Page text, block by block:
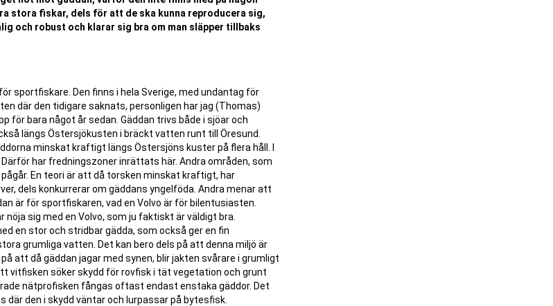
stora fiskar, dels för att de ska kunna reproducera sig,
och robust och klarar sig bra om man släpper tillbaks
sportfiskare. Den finns i hela Sverige, med undantag för
där den tidigare saknats, personligen har jag (Thomas)
för bara något år sedan. Gäddan trivs både i sjöar och
längs Östersjökusten i bräckt vatten runt till Öresund.
minskat kraftigt längs Östersjöns kuster på flera håll. I
har fredningszoner inrättats här. Andra områden, som
En teori är att då torsken minskat kraftigt, har
dels konkurrerar om gäddans yngelföda. Andra menar att
är för sportfiskaren, vad en Volvo är för bilentusiasten.
nöja sig med en Volvo, som ju faktiskt är väldigt bra.
en stor och stridbar gädda, som också ger en fin
grumliga vatten. Det kan bero dels på att denna miljö är
att då gäddan jagar med synen, blir jakten svårare i grumligt
vitfisken söker skydd för rovfisk i tät vegetation och grunt
nätprofisken fångas oftast endast enstaka gäddor. Det
den i skydd väntar och lurpassar på bytesfisk.